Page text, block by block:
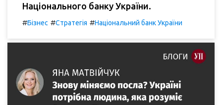
Національного банку України.
#Бізнес #Стратегія #Національний банк України